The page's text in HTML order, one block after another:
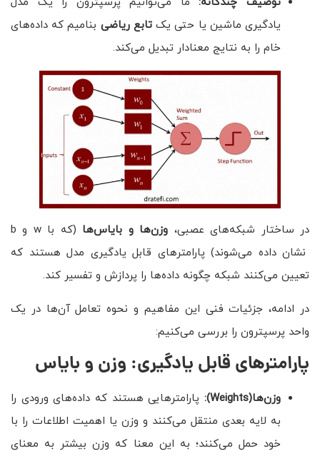
یادگیری ماشین یا حتی یکتابع ریاضی بنامیم که داده‌های
خام را به نتایج معنادار تبدیل می‌کند.
در ساختار شبکه‌های عصبی، وزن‌ها و بایاس‌ها
(که با w و b
نشان داده می‌شوند) پارامترهای قابل یادگیری مدل هستند که
تعیین می‌کنند شبکه چگونه داده‌ها را پردازش و تفسیر کند.
در ادامه، جزئیات فنی این مفاهیم و نحوه تعامل آن‌ها در یک
واحد پرسپترون را بررسی می‌کنیم:
پارامترهای قابل یادگیری: وزن و بایاس
وزن‌ها(Weights)
: پارامترهایی هستند که داده‌های ورودی را
به لایه بعدی منتقل می‌کنند و وزن یا اهمیت اطلاعات را با
خود حمل می‌کنند؛ به این معنا که وزن بیشتر به معنای